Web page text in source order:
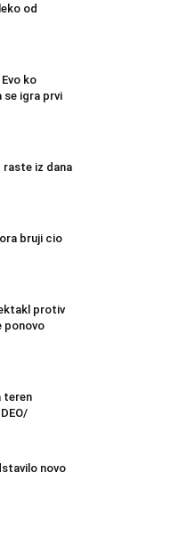
od
ko
se igra prvi
raste iz dana
bruji cio
protiv
ponovo
teren
novo